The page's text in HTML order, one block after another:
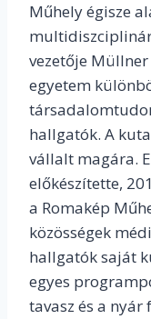
Műhely égisze
vezetője
egyetem
hallgatók. A
vállalt magára.
előkészítette,
a Romakép
közösségek
hallgatók saját
egyes
tavasz és a